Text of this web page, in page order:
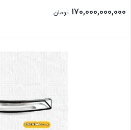
170,000,000,000 تومان